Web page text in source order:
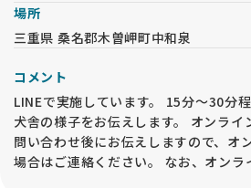
場所
三重県 桑名郡木曽岬町中和泉
コメント
LINEで実施しています。 15分～30分
犬舎の様子をお伝えします。 オンライ
問い合わせ後にお伝えしますので、オ
場合はご連絡ください。 なお、オンラ